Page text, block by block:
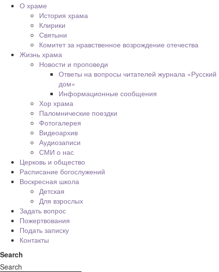
О храме
История храма
Клирики
Святыни
Комитет за нравственное возрождение отечества
Жизнь храма
Новости и проповеди
Ответы на вопросы читателей журнала «Русский
дом»
Информационные сообщения
Хор храма
Паломнические поездки
Фотогалерея
Видеоархив
Аудиозаписи
СМИ о нас
Церковь и общество
Расписание богослужений
Воскресная школа
Детская
Для взрослых
Задать вопрос
Пожертвования
Подать записку
Контакты
Search
Search